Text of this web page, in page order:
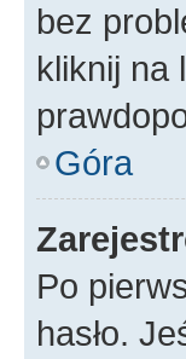
bez
kliknij na
Góra
Po
hasło.